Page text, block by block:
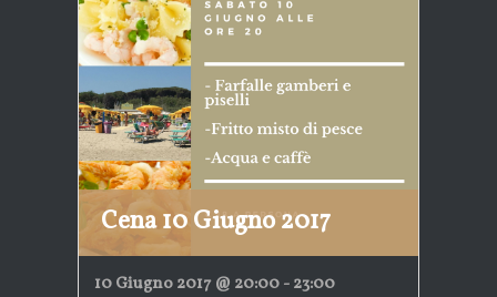
Cena 10 Giugno 2017
10 Giugno 2017 @ 20:00-23:00